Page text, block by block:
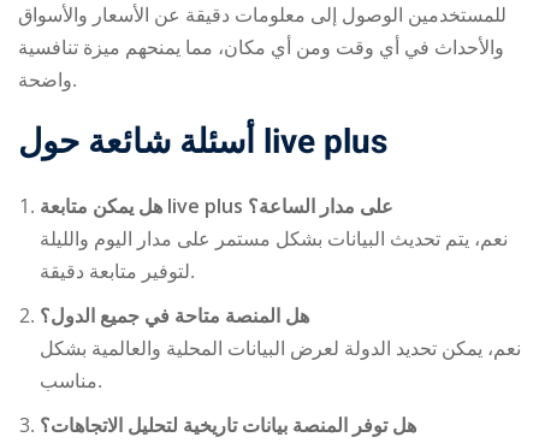
للمستخدمين الوصول إلى معلومات دقيقة عن الأسعار والأسواق
والأحداث في أي وقت ومن أي مكان، مما يمنحهم ميزة تنافسية
واضحة.
live plus
live plus على مدار الساعة؟
نعم، يتم تحديث البيانات بشكل مستمر على مدار اليوم والليلة
لتوفير متابعة دقيقة.
هل المنصة متاحة في جميع الدول؟
نعم، يمكن تحديد الدولة لعرض البيانات المحلية والعالمية بشكل
مناسب.
هل توفر المنصة بيانات تاريخية لتحليل الاتجاهات؟